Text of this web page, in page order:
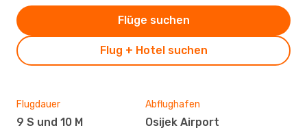
Flug + Hotel suchen
Flüge suchen
Flugdauer
9 S und 10 M
Abflughafen
Osijek Airport